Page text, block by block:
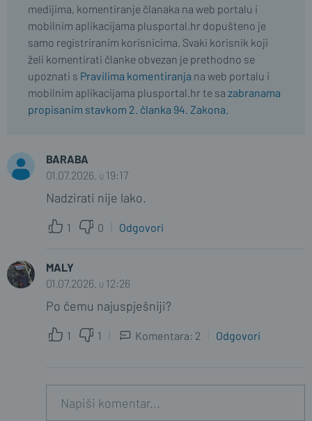
medijima, komentiranje članaka na web portalu i
mobilnim aplikacijama plusportal.hr dopušteno je
samo registriranim korisnicima. Svaki korisnik koji
želi komentirati članke obvezan je prethodno se
upoznati s Pravilima komentiranja na web portalu i
mobilnim aplikacijama plusportal.hr te sa zabranama
propisanim stavkom 2. članka 94. Zakona.
BARABA
01.07.2026. u 19:17
Nadzirati nije lako.
1 0 Odgovori
MALY
01.07.2026. u 12:26
Po čemu najuspješniji?
1 1 Komentara: 2 Odgovori
01.07.2026. u 12:33
Po broju nadzornih odbora i to nakon